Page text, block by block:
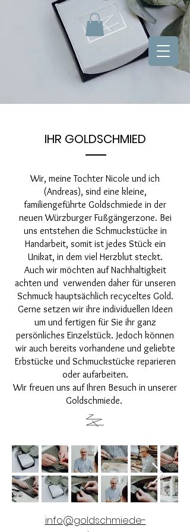
IHR GOLDSCHMIED
Wir, meine Tochter Nicole und ich
(Andreas), sind eine kleine,
familiengeführte Goldschmiede in der
neuen Würzburger Fußgängerzone. Bei
uns entstehen die Schmuckstücke in
Handarbeit, somit ist jedes Stück ein
Unikat, in dem viel Herzblut steckt.
Auch wir möchten auf Nachhaltigkeit
achten und verwenden daher für unseren
Schmuck hauptsächlich recyceltes Gold.
Gerne setzen wir ihre individuellen Ideen
um und fertigen für Sie ihr ganz
persönliches Einzelstück. Jedoch können
wir auch bereits vorhandene und geliebte
Erbstücke und Schmuckstücke reparieren
oder aufarbeiten.
Wir freuen uns auf Ihren Besuch in unserer
Goldschmiede.
info@goldschmiede-